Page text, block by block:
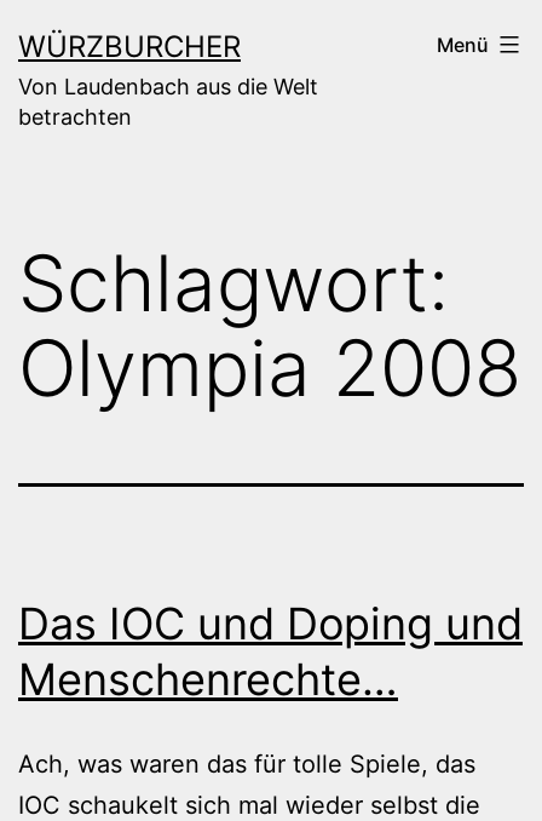
Inhalt
springen
WÜRZBURCHER
Von Laudenbach aus die Welt
betrachten
Menü
Schlagwort:
Olympia 2008
Das IOC und Doping und
Menschenrechte…
Ach, was waren das für tolle Spiele, das
IOC schaukelt sich mal wieder selbst die